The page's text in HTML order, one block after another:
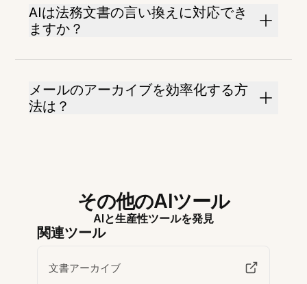
AIは法務文書の言い換えに対応でき
ますか？
メールのアーカイブを効率化する方
法は？
その他のAIツール
AIと生産性ツールを発見
関連ツール
文書アーカイブ